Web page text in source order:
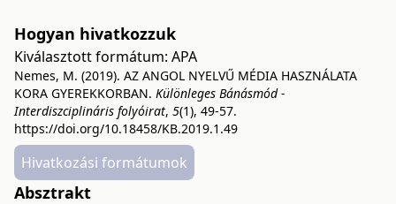
Hogyan hivatkozzuk
Kiválasztott formátum: APA
Nemes, M. (2019). AZ ANGOL NYELVŰ MÉDIA HASZNÁLATA
KORA GYEREKKORBAN. Különleges Bánásmód -
Interdiszciplináris folyóirat, 5(1), 49-57.
https://doi.org/10.18458/KB.2019.1.49
Hivatkozási formátumok
Absztrakt